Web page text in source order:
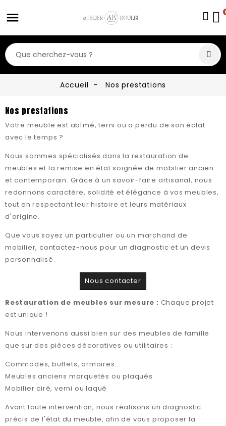
Accueil Nos prestations
Nos prestations
Votre meuble est abîmé, terni ou a perdu de son éclat
avec le temps ?
Nous sommes spécialisés dans la restauration de
meubles et la remise en état soignée de mobilier ancien
et contemporain. Grâce à un savoir-faire artisanal, nous
redonnons caractère, solidité et élégance à vos meubles,
tout en respectant leur histoire et leurs matériaux
d'origine.
Que vous soyez un particulier ou un marchand de
mobilier, contactez-nous pour un diagnostic et un devis
personnalisé.
Nous contacter
Restauration de meubles sur mesure : Chaque projet
est unique !
Nous intervenons aussi bien sur des meubles de famille
que sur des pièces décoratives ou utilitaires :
Commodes, buffets, armoires...
Meubles anciens marquetés ou plaqués
Mobilier ciré, verni ou laqué
Avant toute intervention, nous réalisons un diagnostic
précis de l'état du meuble, afin de vous proposer la